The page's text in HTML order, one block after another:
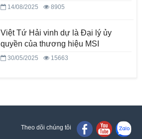
14/08/2025 8905
Việt Tứ Hải vinh dự là Đại lý ủy
quyền của thương hiệu MSI
30/05/2025 15663
Theo dõi chúng tôi